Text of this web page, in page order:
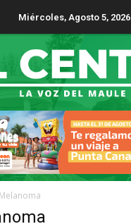
Miércoles, Agosto 5, 2026
Melanoma